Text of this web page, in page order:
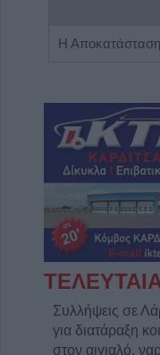
Συλλήψεις σε
για διατάραξη
στον αιγιαλό,